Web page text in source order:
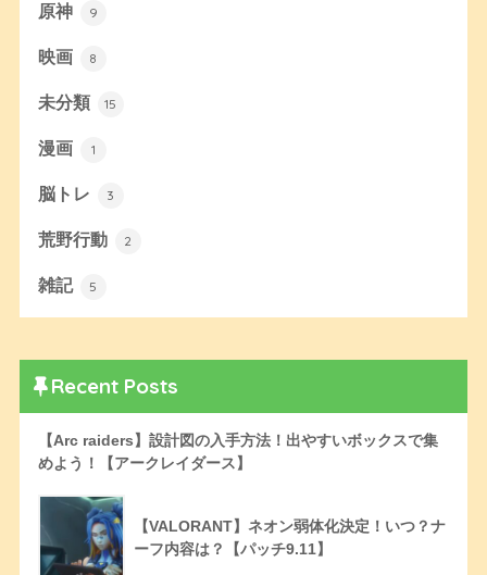
原神 9
映画 8
未分類 15
漫画 1
脳トレ 3
荒野行動 2
雑記 5
Recent Posts
【Arc raiders】設計図の入手方法！出やすいボックスで集
めよう！【アークレイダース】
【VALORANT】ネオン弱体化決定！いつ？ナ
ーフ内容は？【パッチ9.11】